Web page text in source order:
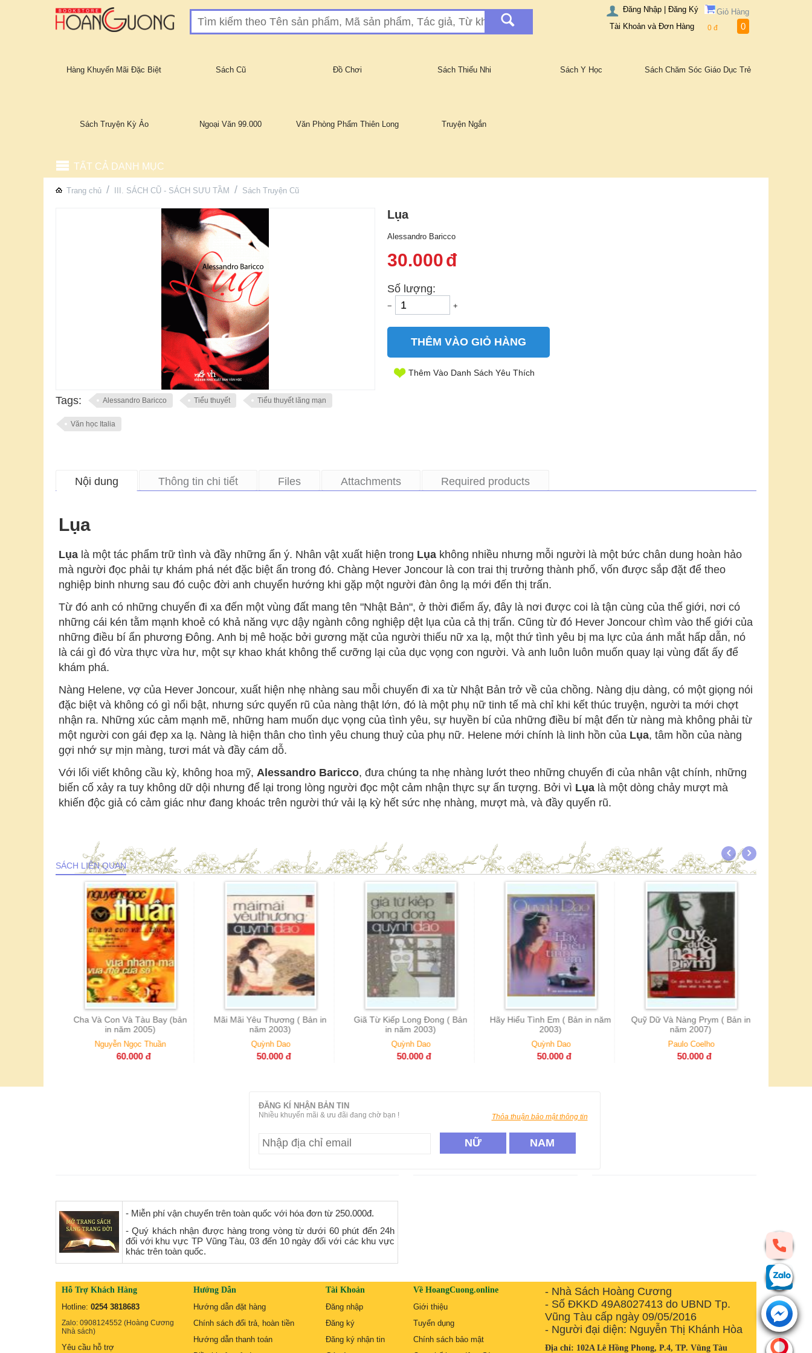
Giỏ Hàng
0đ 0
Đăng Nhập | Đăng Ký
Tài Khoản và Đơn Hàng
Hàng Khuyến Mãi Đặc Biệt Sách Cũ Đồ Chơi Sách Thiếu Nhi Sách Y Học Sách Chăm Sóc Giáo Dục Trẻ
Sách Truyện Kỳ Ảo Ngoại Văn 99.000 Văn Phòng Phẩm Thiên Long Truyện Ngắn
TẤT CẢ DANH MỤC
Trang chủ / III. SÁCH CŨ - SÁCH SƯU TẦM / Sách Truyện Cũ
Tags: Alessandro Baricco Tiểu thuyết Tiểu thuyết lãng mạn
Văn học Italia
Lụa
Alessandro Baricco
30.000đ
Số lượng:
− +
THÊM VÀO GIỎ HÀNG
Thêm Vào Danh Sách Yêu Thích
Nội dung Thông tin chi tiết Files Attachments Required products
Lụa
Lụa là một tác phẩm trữ tình và đầy những ẩn ý. Nhân vật xuất hiện trong Lụa không nhiều nhưng mỗi người là một bức chân dung hoàn hảo
mà người đọc phải tự khám phá nét đặc biệt ẩn trong đó. Chàng Hever Joncour là con trai thị trưởng thành phố, vốn được sắp đặt để theo
nghiệp binh nhưng sau đó cuộc đời anh chuyển hướng khi gặp một người đàn ông lạ mới đến thị trấn.
Từ đó anh có những chuyến đi xa đến một vùng đất mang tên "Nhật Bản", ở thời điểm ấy, đây là nơi được coi là tận cùng của thế giới, nơi có
những cái kén tằm mạnh khoẻ có khả năng vực dậy ngành công nghiệp dệt lụa của cả thị trấn. Cũng từ đó Hever Joncour chìm vào thế giới của
những điều bí ẩn phương Đông. Anh bị mê hoặc bởi gương mặt của người thiếu nữ xa lạ, một thứ tình yêu bị ma lực của ánh mắt hấp dẫn, nó
là cái gì đó vừa thực vừa hư, một sự khao khát không thể cưỡng lại của dục vọng con người. Và anh luôn luôn muốn quay lại vùng đất ấy để
khám phá.
Nàng Helene, vợ của Hever Joncour, xuất hiện nhẹ nhàng sau mỗi chuyến đi xa từ Nhật Bản trở về của chồng. Nàng dịu dàng, có một giọng nói
đặc biệt và không có gì nổi bật, nhưng sức quyến rũ của nàng thật lớn, đó là một phụ nữ tinh tế mà chỉ khi kết thúc truyện, người ta mới chợt
nhận ra. Những xúc cảm mạnh mẽ, những ham muốn dục vọng của tình yêu, sự huyền bí của những điều bí mật đến từ nàng mà không phải từ
một người con gái đẹp xa lạ. Nàng là hiện thân cho tình yêu chung thuỷ của phụ nữ. Helene mới chính là linh hồn của Lụa, tâm hồn của nàng
gợi nhớ sự mịn màng, tươi mát và đầy cám dỗ.
Với lối viết không cầu kỳ, không hoa mỹ, Alessandro Baricco, đưa chúng ta nhẹ nhàng lướt theo những chuyến đi của nhân vật chính, những
biến cố xảy ra tuy không dữ dội nhưng để lại trong lòng người đọc một cảm nhận thực sự ấn tượng. Bởi vì Lụa là một dòng chảy mượt mà
khiến độc giả có cảm giác như đang khoác trên người thứ vải lạ kỳ hết sức nhẹ nhàng, mượt mà, và đầy quyến rũ.
SÁCH LIÊN QUAN
Mãi Mãi Yêu Thương ( Bản in
năm 2003)
Quỳnh Dao
50.000
Giã Từ Kiếp Long Đong ( Bản
in năm 2003)
Quỳnh Dao
50.000
Hãy Hiểu Tình Em ( Bản in năm
2003)
Quỳnh Dao
50.000
Quỹ Dữ Và Nàng Prym ( Bản in
năm 2007)
Paulo Coelho
50.000
Những Lá Thư Không Gửi (bản
in năm 2007)
Susie Morgenstern
48.000 đ
ĐĂNG KÍ NHẬN BẢN TIN
Nhiều khuyến mãi & ưu đãi đang chờ bạn ! Thỏa thuận bảo mật thông tin
NỮ NAM
- Miễn phí vận chuyển trên toàn quốc với hóa đơn từ 250.000đ.
- Quý khách nhận được hàng trong vòng từ dưới 60 phút đến 24h
đối với khu vực TP Vũng Tàu, 03 đến 10 ngày đối với các khu vực
khác trên toàn quốc.
Hỗ Trợ Khách Hàng
Hotline: 0254 3818683
Zalo: 0908124552 (Hoàng Cương
Nhà sách)
Yêu cầu hỗ trợ
Hướng Dẫn
Hướng dẫn đặt hàng
Chính sách đổi trả, hoàn tiền
Hướng dẫn thanh toán
Tài Khoản
Đăng nhập
Đăng ký
Đăng ký nhận tin
Về HoangCuong.online
Giới thiệu
Tuyển dụng
Chính sách bảo mật
- Nhà Sách Hoàng Cương
- Số ĐKKD 49A8027413 do UBND Tp.
Vũng Tàu cấp ngày 09/05/2016
- Người đại diện: Nguyễn Thị Khánh Hòa
Địa chỉ: 102A Lê Hồng Phong, P.4, TP. Vũng Tàu